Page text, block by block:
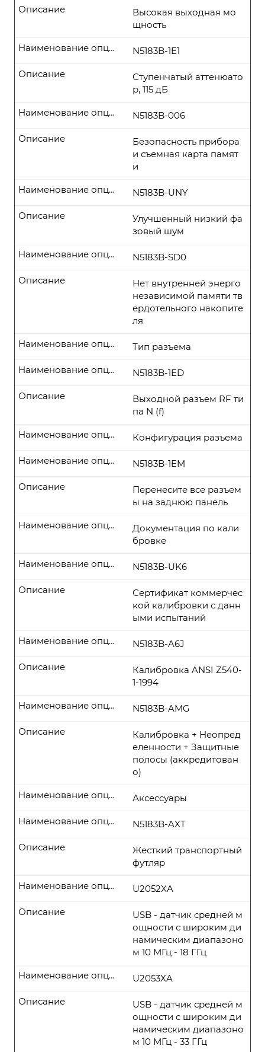
Высокая выходная мо
щность
Описание
N5183B-1E1
Наименование опции
Ступенчатый аттенюато
р, 115 дБ
Описание
N5183B-006
Наименование опции
Безопасность прибора
и съемная карта памят
и
Описание
N5183B-UNY
Наименование опции
Улучшенный низкий фа
зовый шум
Описание
N5183B-SD0
Наименование опции
Нет внутренней энерго
независимой памяти тв
ердотельного накопите
ля
Описание
Тип разъема
Наименование опции
N5183B-1ED
Наименование опции
Выходной разъем RF ти
па N (f)
Описание
Конфигурация разъема
Наименование опции
N5183B-1EM
Наименование опции
Перенесите все разъем
ы на заднюю панель
Описание
Документация по кали
бровке
Наименование опции
N5183B-UK6
Наименование опции
Сертификат коммерчес
кой калибровки с данн
ыми испытаний
Описание
N5183B-A6J
Наименование опции
Калибровка ANSI Z540-
1-1994
Описание
N5183B-AMG
Наименование опции
Калибровка + Неопред
еленности + Защитные
полосы (аккредитован
о)
Описание
Аксессуары
Наименование опции
N5183B-AXT
Наименование опции
Жесткий транспортный
футляр
Описание
U2052XA
Наименование опции
USB - датчик средней м
ощности с широким ди
намическим диапазоно
м 10 МГц - 18 ГГц
Описание
U2053XA
Наименование опции
USB - датчик средней м
ощности с широким ди
намическим диапазоно
м 10 МГц - 33 ГГц
Описание